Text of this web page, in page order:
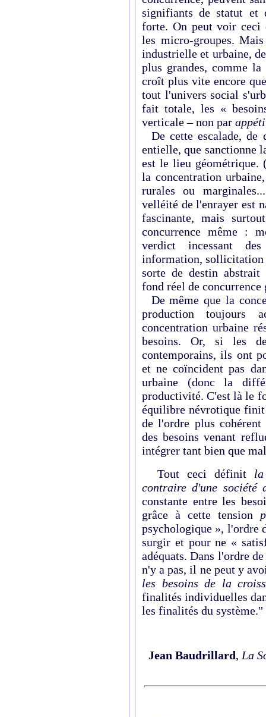
signifiants de statut
forte. On peut voir ceci
les micro-groupes.
industrielle et urbaine,
plus grandes, comme
croît plus vite encore
tout l'univers social
fait totale, les «
verticale – non par
De cette escalade,
entielle, que sanctionne
est le lieu géométrique.
la concentration
rurales ou
velléité de l'enrayer est
fascinante, mais
concurrence même :
verdict incessant
information, sollicitation
sorte de destin
fond réel de concur­rence
De même que la
production toujours
concentration urbaine
besoins. Or, si les
contemporains, ils ont
et ne coïncident pas
urbaine (donc la
productivité. C'est là le
équilibre névrotique finit
de l'ordre plus
des besoins venant
intégrer tant bien que
Tout ceci définit
contraire d'une société
constante entre les
grâce à cette tension
psychologique », l'ordre
surgir et pour ne «
adéquats. Dans l'ordre
n'y a pas, il ne peut y
les besoins de la
finalités individuelles
les finalités du système."
Jean Baudrillard, La